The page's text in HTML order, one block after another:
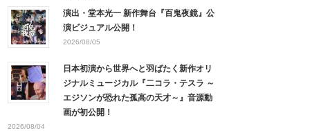
演出・堂本光一 新作舞台『百鬼夜鏡』公
演ビジュアル公開！
2026/08/05
日本初演から世界へと羽ばたく新作オリ
ジナルミュージカル『二コラ・テスラ ～
エジソンが恐れた孤高の天才～』音源動
画が初公開！
2026/08/04